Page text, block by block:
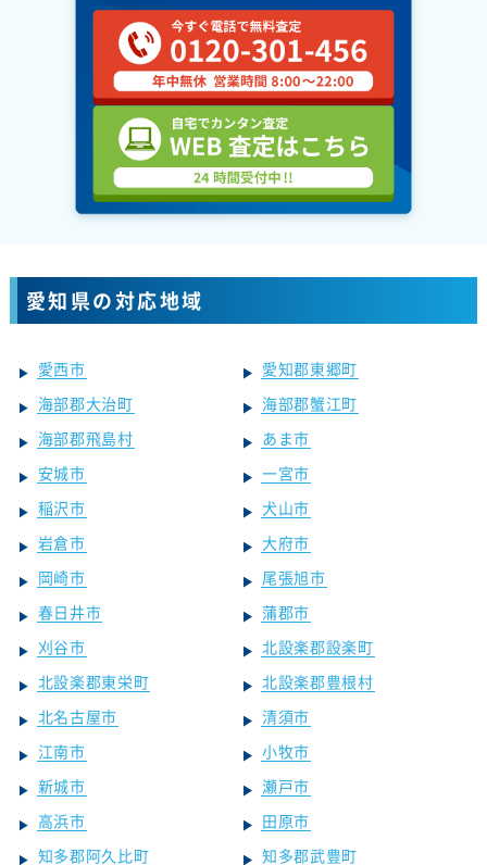
愛知県の対応地域
愛西市
愛知郡東郷町
海部郡大治町
海部郡蟹江町
海部郡飛島村
あま市
安城市
一宮市
稲沢市
犬山市
岩倉市
大府市
岡崎市
尾張旭市
春日井市
蒲郡市
刈谷市
北設楽郡設楽町
北設楽郡東栄町
北設楽郡豊根村
北名古屋市
清須市
江南市
小牧市
新城市
瀬戸市
高浜市
田原市
知多郡阿久比町
知多郡武豊町